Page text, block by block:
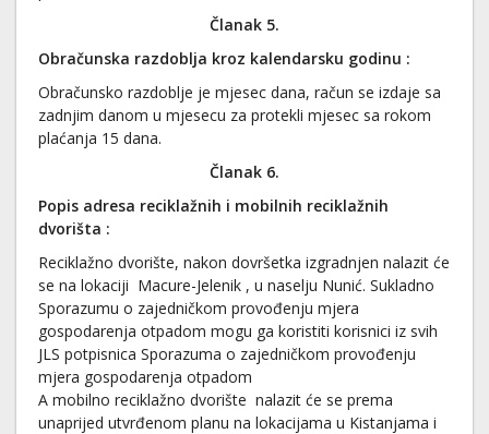
Članak 5.
Obračunska razdoblja kroz kalendarsku godinu :
Obračunsko razdoblje je mjesec dana, račun se izdaje sa
zadnjim danom u mjesecu za protekli mjesec sa rokom
plaćanja 15 dana.
Članak 6.
Popis adresa reciklažnih i mobilnih reciklažnih
dvorišta :
Reciklažno dvorište, nakon dovršetka izgradnjen nalazit će
se na lokaciji Macure-Jelenik , u naselju Nunić. Sukladno
Sporazumu o zajedničkom provođenju mjera
gospodarenja otpadom mogu ga koristiti korisnici iz svih
JLS potpisnica Sporazuma o zajedničkom provođenju
mjera gospodarenja otpadom
A mobilno reciklažno dvorište nalazit će se prema
unaprijed utvrđenom planu na lokacijama u Kistanjama i